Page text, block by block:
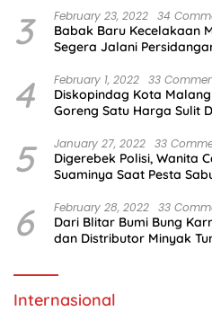
3 February 23, 2022 34
Babak Baru Kecelakaan
Segera Jalani
4 February 1, 2022 33
Diskopindag Kota
Goreng Satu Harga Sulit
5 January 27, 2022 33
Digerebek Polisi, Wanita
Suaminya Saat Pesta
6 February 28, 2022 33
Dari Blitar Bumi Bung
dan Distributor Minyak
Internasional